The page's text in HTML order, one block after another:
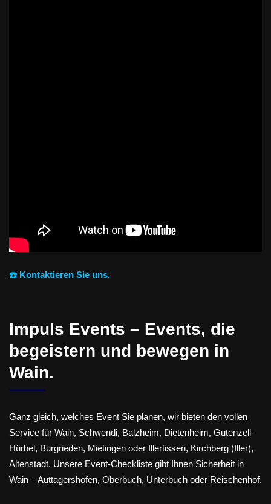
☎️ Kontaktieren Sie uns.
Impuls Events – Events, die
begeistern und bewegen in
Wain.
Ganz gleich, welches Event Sie planen, wir bieten den vollen
Service für Wain, Schwendi, Balzheim, Dietenheim, Gutenzell-
Hürbel, Burgrieden, Mietingen oder Illertissen, Kirchberg (Iller),
Altenstadt. Unsere Event-Checkliste gibt Ihnen Sicherheit in
Wain – Auttagershofen, Oberbuch, Unterbuch oder Reischenhof.